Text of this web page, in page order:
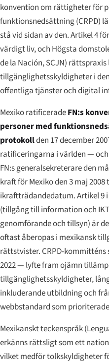
konvention om rättigheter för
funktionsnedsättning (CRPD)
stå vid sidan av den. Artikel 4
värdigt liv, och Högsta
de la Nación, SCJN) rättspraxis
tillgänglighetsskyldigheter i
offentliga tjänster och digital
Mexiko ratificeradeFN:s
personer med
protokollden 17 december
ratificeringarna i världen —
FN:s generalsekreterare den
kraft för Mexiko den 3 maj
ikraftträdandedatum. Artikel 9
(tillgång till information och
genomförande och tillsyn) är
oftast åberopas i mexikansk
rättstvister. CRPD-
2022 — lyfte fram ojämn
tillgänglighetsskyldigheter,
inkluderande utbildning och
webbstandard som
Mexikanskt teckenspråk (
erkänns rättsligt som ett
vilket medför tolkskyldigheter